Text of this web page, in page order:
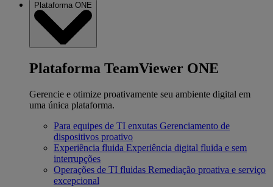
Plataforma ONE
Plataforma TeamViewer ONE
Gerencie e otimize proativamente seu ambiente digital em
uma única plataforma.
Para equipes de TI enxutas Gerenciamento de
dispositivos proativo
Experiência fluida Experiência digital fluida e sem
interrupções
Operações de TI fluidas Remediação proativa e serviço
excepcional